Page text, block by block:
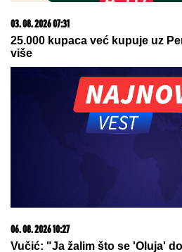
SELIDBU!
ŠOKIRALI